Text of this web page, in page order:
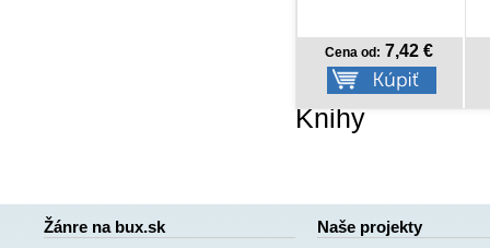
Cena od: 8,77 €
Knihy
Žánre na bux.sk Naše projekty